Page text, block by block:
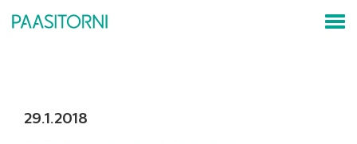
29.1.2018